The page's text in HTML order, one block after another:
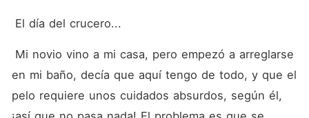
El día del crucero...
en mi baño, decía que aquí tengo de todo, y que el
pelo requiere unos cuidados absurdos, según él,